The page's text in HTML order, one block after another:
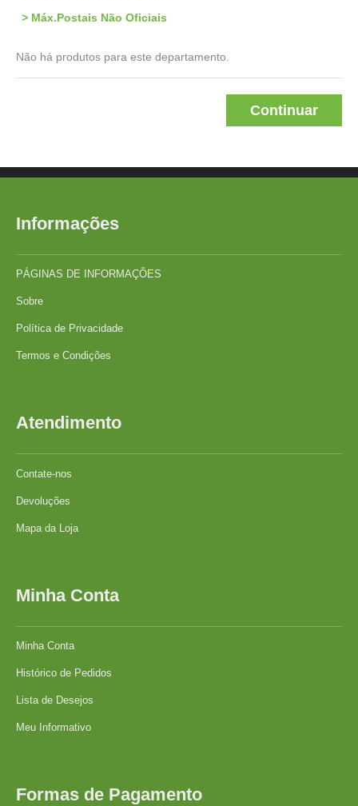
> Máx.Postais Não Oficiais
Não há produtos para este departamento.
Continuar
Informações
PÁGINAS DE INFORMAÇÕES
Sobre
Política de Privacidade
Termos e Condições
Atendimento
Contate-nos
Devoluções
Mapa da Loja
Minha Conta
Minha Conta
Histórico de Pedidos
Lista de Desejos
Meu Informativo
Formas de Pagamento